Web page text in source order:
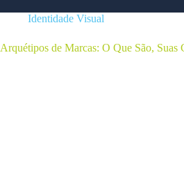
Identidade Visual
Arquétipos de Marcas: O Que São, Suas